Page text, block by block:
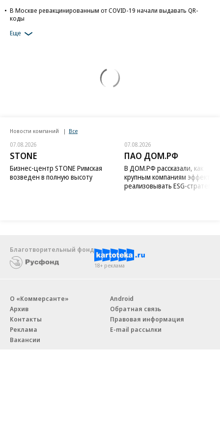
В Москве ревакцинированным от COVID-19 начали выдавать QR-
коды
Еще
Новости компаний Все
07.08.2026
STONE
Бизнес-центр STONE Римская
возведен в полную высоту
07.08.2026
ПАО ДОМ.РФ
В ДОМ.РФ рассказали, как
крупным компаниям
реализовывать ESG-стратегию
Благотворительный фонд
18+ реклама
О «Коммерсанте»
Архив
Контакты
Реклама
Вакансии
Android
Обратная связь
Правовая информация
E-mail рассылки